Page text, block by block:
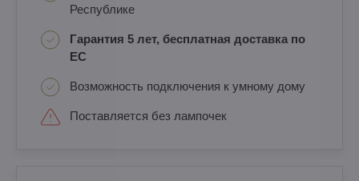
Республике
Гарантия 5 лет, бесплатная доставка по
ЕС
Возможность подключения к умному дому
Поставляется без лампочек